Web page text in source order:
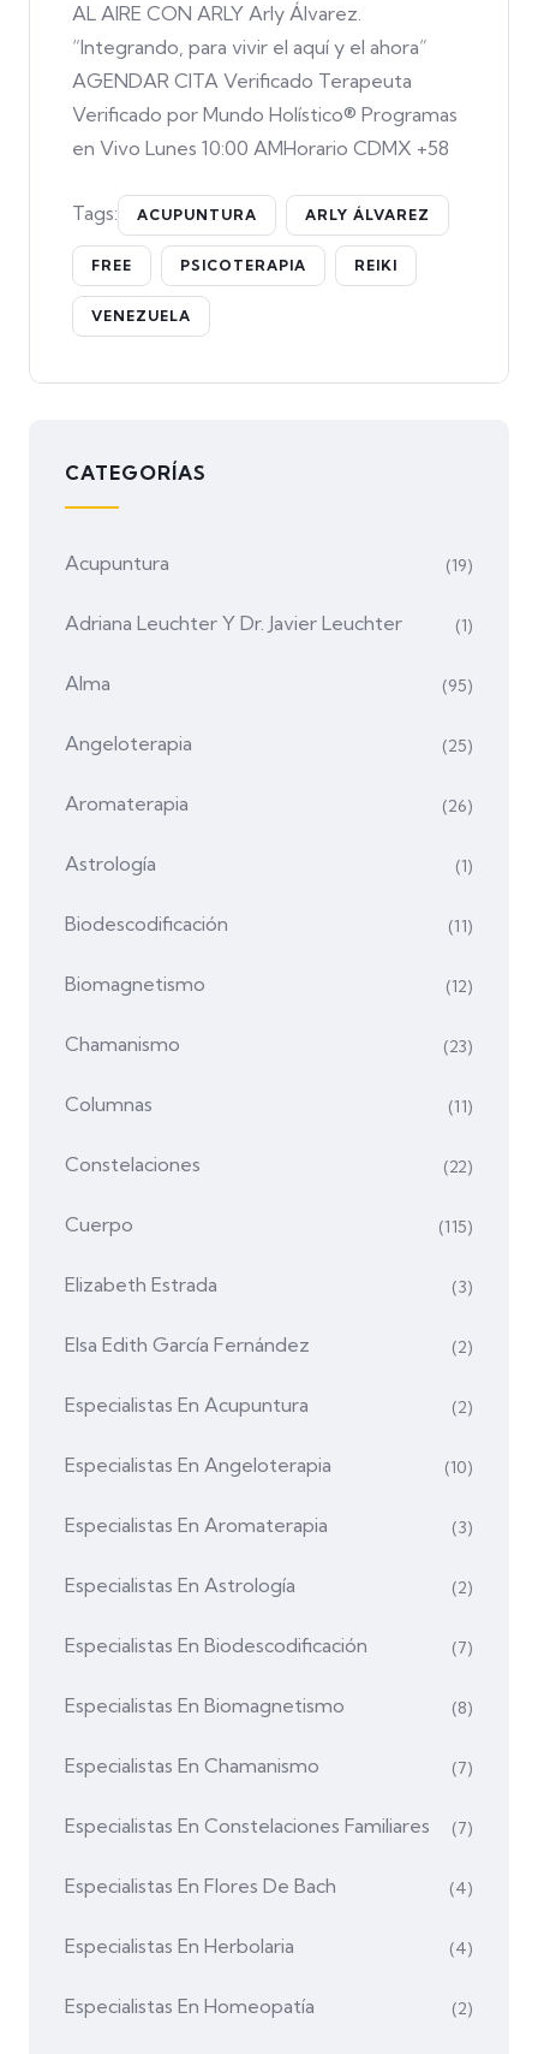
AL AIRE CON ARLY Arly Álvarez.
“Integrando, para vivir el aquí y el ahora”
AGENDAR CITA Verificado Terapeuta
Verificado por Mundo Holístico® Programas
en Vivo Lunes 10:00 AMHorario CDMX +58
Tags: ACUPUNTURA ARLY ÁLVAREZ
FREE PSICOTERAPIA REIKI
VENEZUELA
CATEGORÍAS
Acupuntura (19)
Adriana Leuchter Y Dr. Javier Leuchter (1)
Alma (95)
Angeloterapia (25)
Aromaterapia (26)
Astrología (1)
Biodescodificación (11)
Biomagnetismo (12)
Chamanismo (23)
Columnas (11)
Constelaciones (22)
Cuerpo (115)
Elizabeth Estrada (3)
Elsa Edith García Fernández (2)
Especialistas En Acupuntura (2)
Especialistas En Angeloterapia (10)
Especialistas En Aromaterapia (3)
Especialistas En Astrología (2)
Especialistas En Biodescodificación (7)
Especialistas En Biomagnetismo (8)
Especialistas En Chamanismo (7)
Especialistas En Constelaciones Familiares (7)
Especialistas En Flores De Bach (4)
Especialistas En Herbolaria (4)
Especialistas En Homeopatía (2)